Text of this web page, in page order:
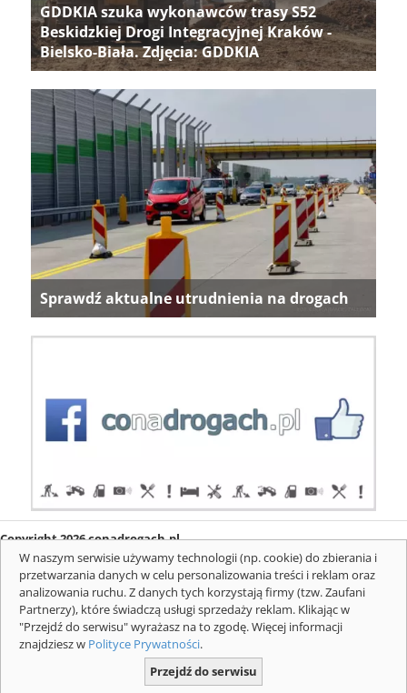
GDDKIA szuka wykonawców trasy S52
Beskidzkiej Drogi Integracyjnej Kraków -
Bielsko-Biała. Zdjęcia: GDDKIA
Sprawdź aktualne utrudnienia na drogach
Copyright 2026 conadrogach.pl
O firmie
Redakcja Regulamin
Informacje o cookies
Mapa serwisu
Komunikaty
W naszym serwisie używamy technologii (np. cookie) do zbierania i
przetwarzania danych w celu personalizowania treści i reklam oraz
analizowania ruchu. Z danych tych korzystają firmy (tzw. Zaufani
Partnerzy), które świadczą usługi sprzedaży reklam. Klikając w
"Przejdź do serwisu" wyrażasz na to zgodę. Więcej informacji
znajdziesz w Polityce Prywatności.
Przejdź do serwisu